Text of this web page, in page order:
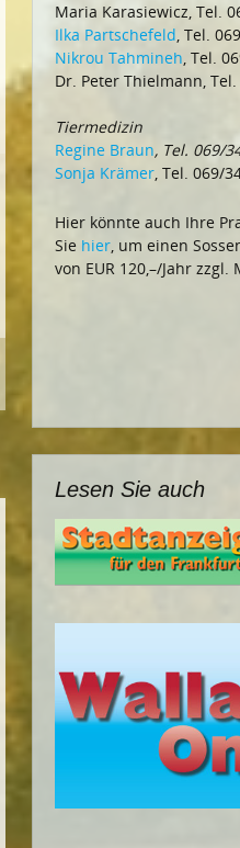
Maria Karasiewicz, Tel.
Ilka Partschefeld, Tel.
Nikrou Tahmineh, Tel.
Dr. Peter Thielmann,
Tiermedizin
Regine Braun, Tel. 069/
Sonja Krämer, Tel. 069/
Hier könnte auch Ihre
Sie hier, um einen
von EUR 120,–/Jahr
Lesen Sie auch